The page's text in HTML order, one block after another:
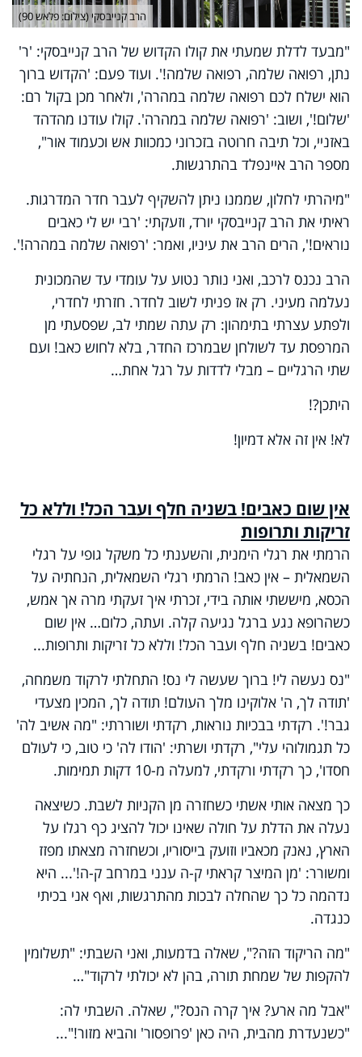
הרב קנייבסקי (צילום: פלאש 90)
"מבעד לדלת שמעתי את קולו הקדוש של הרב קנייבסקי: 'ר'
נתן, רפואה שלמה, רפואה שלמה!'. ועוד פעם: 'הקדוש ברוך
הוא ישלח לכם רפואה שלמה במהרה', ולאחר מכן בקול רם:
'שלום!', ושוב: 'רפואה שלמה במהרה'. קולו עודנו מהדהד
באזניי, וכל תיבה חרוטה בזכרוני כמכוות אש וכעמוד אור",
מספר הרב איינפלד בהתרגשות.
"מיהרתי לחלון, שממנו ניתן להשקיף לעבר חדר המדרגות.
ראיתי את הרב קנייבסקי יורד, וזעקתי: 'רבי יש לי כאבים
נוראים!', הרים הרב את עיניו, ואמר: 'רפואה שלמה במהרה!'.
הרב נכנס לרכב, ואני נותר נטוע על עומדי עד שהמכונית
נעלמה מעיני. רק אז פניתי לשוב לחדר. חזרתי לחדרי,
ולפתע עצרתי בתימהון: רק עתה שמתי לב, שפסעתי מן
המרפסת עד לשולחן שבמרכז החדר, בלא לחוש כאב! ועם
שתי הרגליים – מבלי לדדות על רגל אחת…
היתכן?!
לא! אין זה אלא דמיון!
אין שום כאבים! בשניה חלף ועבר הכל! וללא כל
זריקות ותרופות
הרמתי את רגלי הימנית, והשענתי כל משקל גופי על רגלי
השמאלית – אין כאב! הרמתי רגלי השמאלית, הנחתיה על
הכסא, מיששתי אותה בידי, זכרתי איך זעקתי מרה אך אמש,
כשהרופא נגע ברגל נגיעה קלה. ועתה, כלום… אין שום
כאבים! בשניה חלף ועבר הכל! וללא כל זריקות ותרופות...
"נס נעשה לי! ברוך שעשה לי נס! התחלתי לרקוד משמחה,
'תודה לך, ה' אלוקינו מלך העולם! תודה לך, המכין מצעדי
גבר!'. רקדתי בבכיות נוראות, רקדתי ושוררתי: "מה אשיב לה'
כל תגמולוהי עלי", רקדתי ושרתי: 'הודו לה' כי טוב, כי לעולם
חסדו', כך רקדתי ורקדתי, למעלה מ-10 דקות תמימות.
כך מצאה אותי אשתי כשחזרה מן הקניות לשבת. כשיצאה
נעלה את הדלת על חולה שאינו יכול להציג כף רגלו על
הארץ, נאנק מכאביו וזועק בייסוריו, וכשחזרה מצאתו מפזז
ומשורר: 'מן המיצר קראתי ק-ה ענני במרחב ק-ה!'... היא
נדהמה כל כך שהחלה לבכות מהתרגשות, ואף אני בכיתי
כנגדה.
"מה הריקוד הזה?", שאלה בדמעות, ואני השבתי: "תשלומין
להקפות של שמחת תורה, בהן לא יכולתי לרקוד"…
"אבל מה ארע? איך קרה הנס?", שאלה. השבתי לה:
"כשנעדרת מהבית, היה כאן 'פרופסור' והביא מזור!"...